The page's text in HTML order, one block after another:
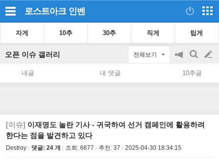
로스트아크 인벤
자게 10추 30추 직게 팁게
오픈 이슈 갤러리 전체보기
공
지
on/off
검
색
글
쓰
내글 내 댓글 10추글
[이슈] 이재명도 놀란 기사 - 귀국하여 선거 캠페인에 활용하려
한다는 점을 발견하고 있다
Destroy 댓글: 24 개 조회: 6677 추천: 37 2025-04-30 18:34:15